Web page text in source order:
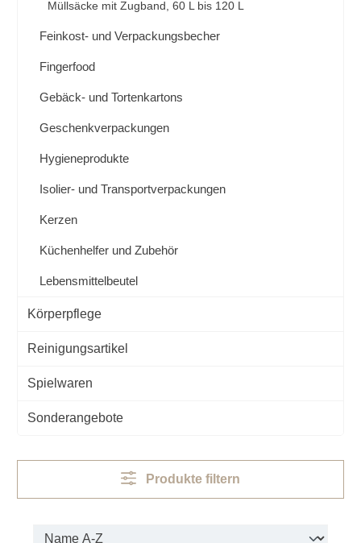
Müllsäcke mit Zugband, 60 L bis 120 L
Feinkost- und Verpackungsbecher
Fingerfood
Gebäck- und Tortenkartons
Geschenkverpackungen
Hygieneprodukte
Isolier- und Transportverpackungen
Kerzen
Küchenhelfer und Zubehör
Lebensmittelbeutel
Körperpflege
Reinigungsartikel
Spielwaren
Sonderangebote
Produkte filtern